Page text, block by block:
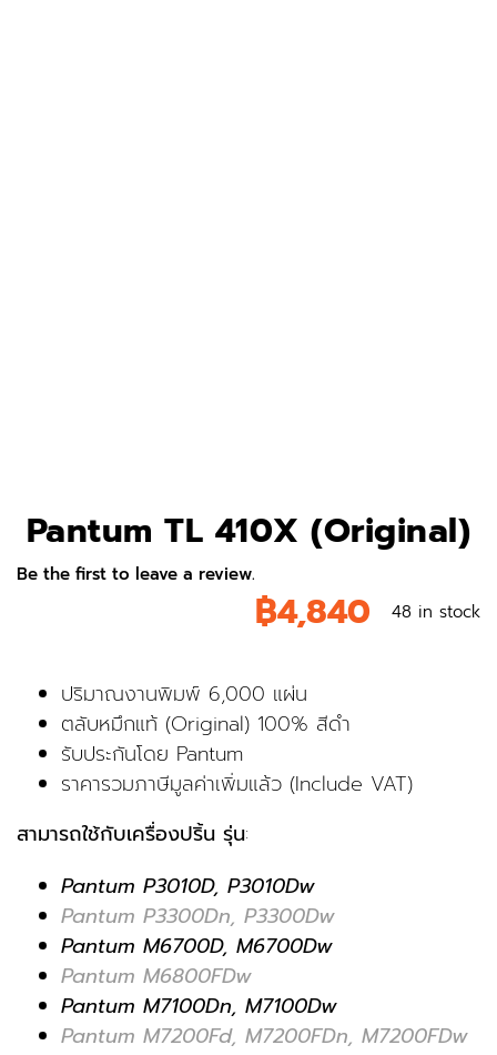
Pantum TL 410X (Original)
Be the first to leave a review.
฿4,840 48 in stock
ปริมาณงานพิมพ์ 6,000 แผ่น
ตลับหมึกแท้ (Original) 100% สีดำ
รับประกันโดย Pantum
ราคารวมภาษีมูลค่าเพิ่มแล้ว (Include VAT)
สามารถใช้กับเครื่องปริ้น รุ่น:
Pantum P3010D, P3010Dw
Pantum P3300Dn, P3300Dw
Pantum M6700D, M6700Dw
Pantum M6800FDw
Pantum M7100Dn, M7100Dw
Pantum M7200Fd, M7200FDn, M7200FDw